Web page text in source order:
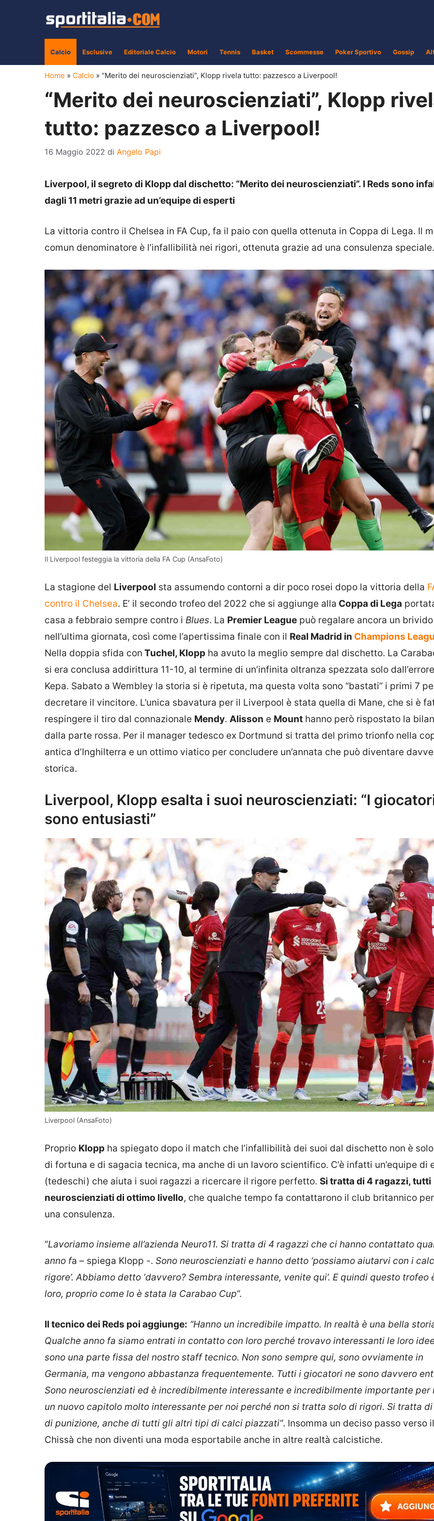
Calcio Esclusive Editoriale Calcio Motori Tennis Basket Scommesse Poker Sportivo Gossip
Home » Calcio » “Merito dei neuroscienziati”, Klopp rivela tutto: pazzesco a Liverpool!
“Merito dei neuroscienziati”, Klopp
tutto: pazzesco a Liverpool!
16 Maggio 2022 di Angelo Papi
Liverpool, il segreto di Klopp dal dischetto: “Merito dei neuroscienziati”. I Reds sono
dagli 11 metri grazie ad un’equipe di esperti
La vittoria contro il Chelsea in FA Cup, fa il paio con quella ottenuta in Coppa di Lega. Il
comun denominatore è l’infallibilità nei rigori, ottenuta grazie ad una consulenza speciale.
Il Liverpool festeggia la vittoria della FA Cup (AnsaFoto)
La stagione del Liverpool sta assumendo contorni a dir poco rosei dopo la vittoria della
contro il Chelsea. E’ il secondo trofeo del 2022 che si aggiunge alla Coppa di Lega
casa a febbraio sempre contro i Blues. La Premier League può regalare ancora un brivido
nell’ultima giornata, così come l’apertissima finale con il Real Madrid in Champions
Nella doppia sfida con Tuchel, Klopp ha avuto la meglio sempre dal dischetto. La
si era conclusa addirittura 11-10, al termine di un’infinita oltranza spezzata solo
Kepa. Sabato a Wembley la storia si è ripetuta, ma questa volta sono “bastati” i primi 7
decretare il vincitore. L’unica sbavatura per il Liverpool è stata quella di Mane, che si è
respingere il tiro dal connazionale Mendy. Alisson e Mount hanno però rispostato la
dalla parte rossa. Per il manager tedesco ex Dortmund si tratta del primo trionfo nella
antica d’Inghilterra e un ottimo viatico per concludere un’annata che può diventare
storica.
Liverpool, Klopp esalta i suoi neuroscienziati: “I
sono entusiasti”
Liverpool (AnsaFoto)
Proprio Klopp ha spiegato dopo il match che l’infallibilità dei suoi dal dischetto non è
di fortuna e di sagacia tecnica, ma anche di un lavoro scientifico. C’è infatti un’equipe di
(tedeschi) che aiuta i suoi ragazzi a ricercare il rigore perfetto. Si tratta di 4 ragazzi, tutti
neuroscienziati di ottimo livello, che qualche tempo fa contattarono il club britannico
una consulenza.
“Lavoriamo insieme all’azienda Neuro11. Si tratta di 4 ragazzi che ci hanno contattato
anno fa – spiega Klopp -. Sono neuroscienziati e hanno detto ‘possiamo aiutarvi con i
rigore’. Abbiamo detto ‘davvero? Sembra interessante, venite qui’. E quindi questo trofeo
loro, proprio come lo è stata la Carabao Cup“.
Il tecnico dei Reds poi aggiunge: “Hanno un incredibile impatto. In realtà è una bella
Qualche anno fa siamo entrati in contatto con loro perché trovavo interessanti le loro
sono una parte fissa del nostro staff tecnico. Non sono sempre qui, sono ovviamente in
Germania, ma vengono abbastanza frequentemente. Tutti i giocatori ne sono davvero
Sono neuroscienziati ed è incredibilmente interessante e incredibilmente importante per
un nuovo capitolo molto interessante per noi perché non si tratta solo di rigori. Si tratta
di punizione, anche di tutti gli altri tipi di calci piazzati”. Insomma un deciso passo verso
Chissà che non diventi una moda esportabile anche in altre realtà calcistiche.